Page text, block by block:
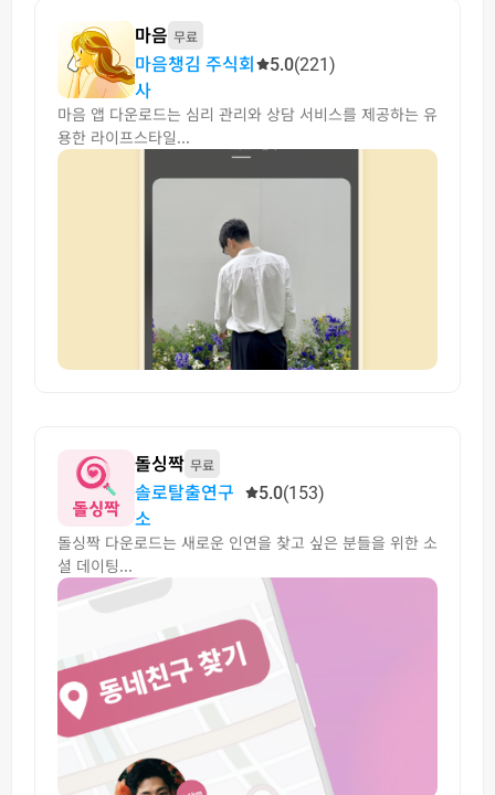
마음 무료
마음챙김 주식회
사
5.0(221)
마음 앱 다운로드는 심리 관리와 상담 서비스를 제공하는 유
용한 라이프스타일...
돌싱짝 무료
솔로탈출연구
소
5.0(153)
돌싱짝 다운로드는 새로운 인연을 찾고 싶은 분들을 위한 소
셜 데이팅...